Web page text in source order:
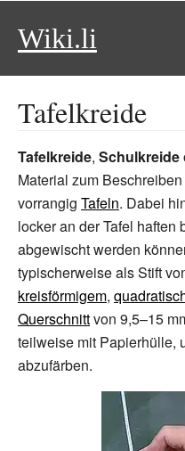
Wiki.li
Tafelkreide
Tafelkreide, Schulkreide
Material zum
vorrangig Tafeln. Dabei
locker an der Tafel
abgewischt werden
typischerweise als Stift
kreisförmigem,
Querschnittvon 9,5–15
teilweise mit Papierhülle,
abzufärben.